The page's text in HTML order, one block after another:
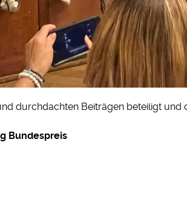
durchdachten Beiträgen beteiligt
Bundespreis